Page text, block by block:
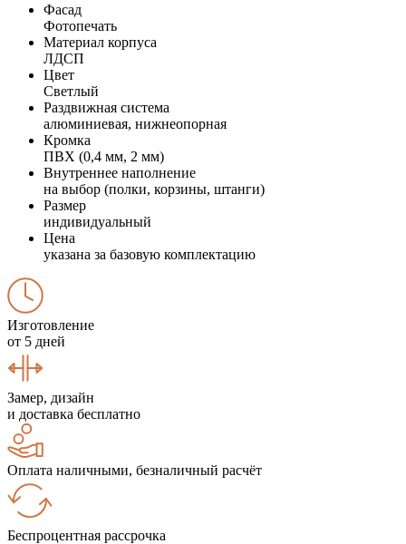
Фасад
Фотопечать
Материал корпуса
ЛДСП
Цвет
Светлый
Раздвижная система
алюминиевая, нижнеопорная
Кромка
ПВХ (0,4 мм, 2 мм)
Внутреннее наполнение
на выбор (полки, корзины, штанги)
Размер
индивидуальный
Цена
указана за базовую комплектацию
Изготовление
от 5 дней
Замер, дизайн
и доставка бесплатно
Оплата наличными, безналичный расчёт
Беспроцентная рассрочка